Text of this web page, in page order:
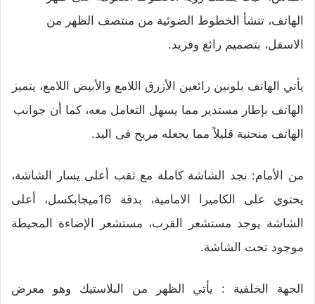
الهاتف، تنشأ الخطوط الضوئية من منتصف الظهر من
الاسفل، بتصميم رائع وفريد.
يأتي الهاتف بلونين رائعين الأزرق اللامع والأبيض اللامع، يتميز
الهاتف بإطار مستدير مما يسهل التعامل معه، كما أن جوانب
الهاتف منحنية قليلاً مما يجعله مريح فى اليد.
من الأمام: نجد الشاشة كاملة مع ثقب أعلى يسار الشاشة،
يحتوي على الكاميرا الامامية، بدقة 16ميجابكسل، أعلى
الشاشة يوجد مستشعر القرب، مستشعر الإضاءة المحيطة
موجود تحت الشاشة.
الجهة الخلفية : يأتي الظهر من البلاستيك وهو معرض